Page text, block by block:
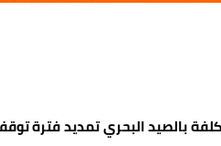
بالصيد البحري تمديد فترة